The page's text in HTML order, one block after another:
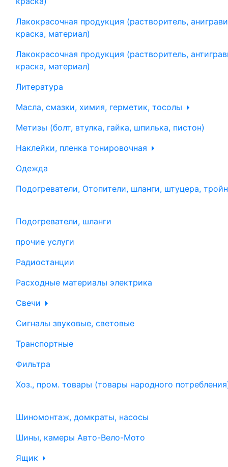
Лакокрасочная продукция (растворитель,
краска, материал)
Лакокрасочная продукция (растворитель,
краска, материал)
Литература
Масла, смазки, химия, герметик, тосолы
Метизы (болт, втулка, гайка, шпилька, пистон)
Наклейки, пленка тонировочная
Одежда
Подогреватели, Отопители, шланги, штуцера,
Подогреватели, шланги
прочие услуги
Радиостанции
Расходные материалы электрика
Свечи
Сигналы звуковые, световые
Транспортные
Фильтра
Хоз., пром. товары (товары народного
Шиномонтаж, домкраты, насосы
Шины, камеры Авто-Вело-Мото
Ящик